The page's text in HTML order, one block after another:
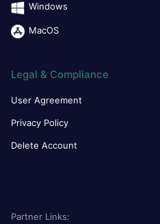
Windows
MacOS
Legal & Compliance
User Agreement
Privacy Policy
Delete Account
Partner Links: